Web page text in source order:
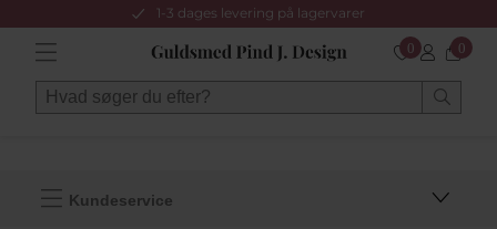
1-3 dages levering på lagervarer
0 0
Kundeservice